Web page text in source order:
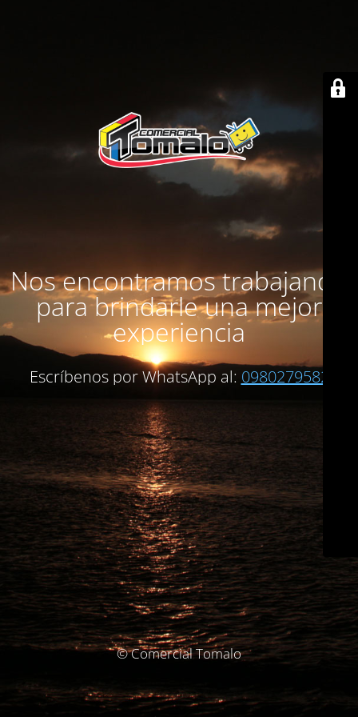
Nos encontramos trabajando
para brindarle una mejor
experiencia
Escríbenos por WhatsApp al: 0980279582
© Comercial Tomalo